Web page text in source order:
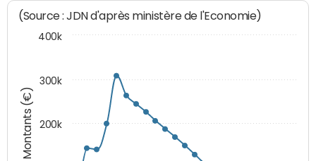
Montants (€)
(Source : JDN d'après ministère de l'Economie)
200k
300k
400k